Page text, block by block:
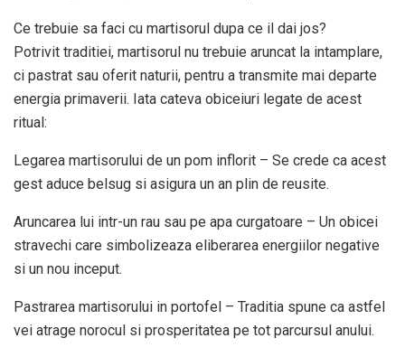
Ce trebuie sa faci cu martisorul dupa ce il dai jos?
Potrivit traditiei, martisorul nu trebuie aruncat la intamplare,
ci pastrat sau oferit naturii, pentru a transmite mai departe
energia primaverii. Iata cateva obiceiuri legate de acest
ritual:
Legarea martisorului de un pom inflorit – Se crede ca acest
gest aduce belsug si asigura un an plin de reusite.
Aruncarea lui intr-un rau sau pe apa curgatoare – Un obicei
stravechi care simbolizeaza eliberarea energiilor negative
si un nou inceput.
Pastrarea martisorului in portofel – Traditia spune ca astfel
vei atrage norocul si prosperitatea pe tot parcursul anului.